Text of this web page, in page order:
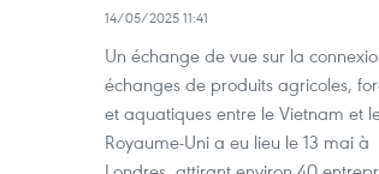
14/05/2025 11:41
Un échange de vue sur la
échanges de produits agricoles,
et aquatiques entre le Vietnam et
Royaume-Uni a eu lieu le 13 mai à